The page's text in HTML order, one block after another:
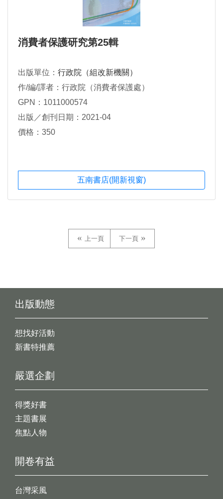
消費者保護研究第25輯
出版單位： 行政院（組改新機關）
作/編/譯者：行政院（消費者保護處）
GPN：1011000574
出版／創刊日期：2021-04
價格：350
五南書店(開新視窗)
上一頁 下一頁
出版動態
想找好活動
新書特推薦
開卷有益
台灣采風
嚴選企劃
得獎好書
主題書展
焦點人物